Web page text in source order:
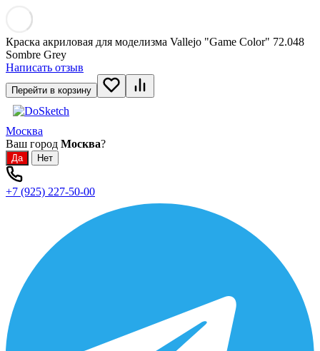
Краска акриловая для моделизма Vallejo "Game Color" 72.048
Sombre Grey
Написать отзыв
Перейти в корзину
Москва
Ваш город Москва?
+7 (925) 227-50-00